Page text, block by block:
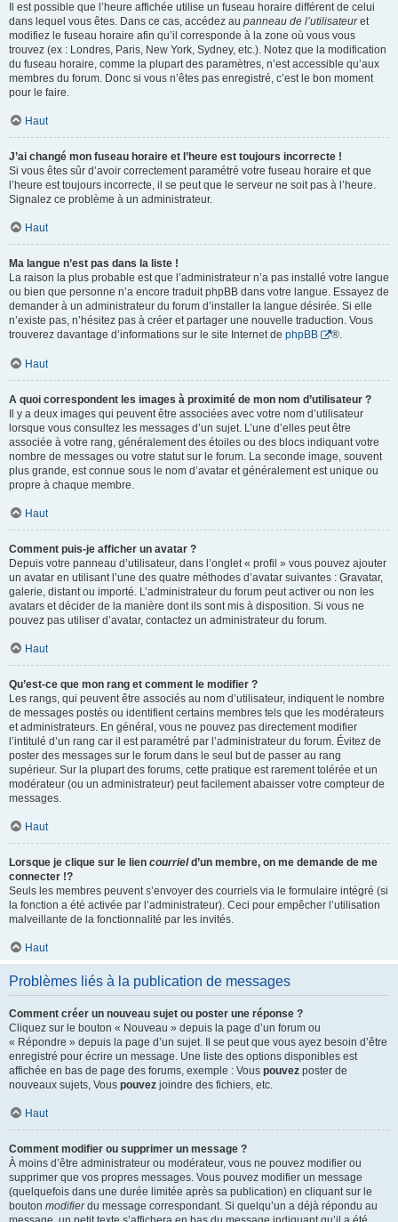
Il est possible que l’heure affichée utilise un fuseau horaire différent de celui
dans lequel vous êtes. Dans ce cas, accédez au panneau de l’utilisateuret
modifiez le fuseau horaire afin qu’il corresponde à la zone où vous vous
trouvez (ex : Londres, Paris, New York, Sydney, etc.). Notez que la modification
du fuseau horaire, comme la plupart des paramètres, n’est accessible qu’aux
membres du forum. Donc si vous n’êtes pas enregistré, c’est le bon moment
pour le faire.
Haut
J’ai changé mon fuseau horaire et l’heure est toujours incorrecte !
Si vous êtes sûr d’avoir correctement paramétré votre fuseau horaire et que
l’heure est toujours incorrecte, il se peut que le serveur ne soit pas à l’heure.
Signalez ce problème à un administrateur.
Haut
Ma langue n’est pas dans la liste !
La raison la plus probable est que l’administrateur n’a pas installé votre langue
ou bien que personne n’a encore traduit phpBB dans votre langue. Essayez de
demander à un administrateur du forum d’installer la langue désirée. Si elle
n’existe pas, n’hésitez pas à créer et partager une nouvelle traduction. Vous
trouverez davantage d’informations sur le site Internet de phpBB ®.
Haut
A quoi correspondent les images à proximité de mon nom d’utilisateur ?
Il y a deux images qui peuvent être associées avec votre nom d’utilisateur
lorsque vous consultez les messages d’un sujet. L’une d’elles peut être
associée à votre rang, généralement des étoiles ou des blocs indiquant votre
nombre de messages ou votre statut sur le forum. La seconde image, souvent
plus grande, est connue sous le nom d’avatar et généralement est unique ou
propre à chaque membre.
Haut
Comment puis-je afficher un avatar ?
Depuis votre panneau d’utilisateur, dans l’onglet « profil » vous pouvez ajouter
un avatar en utilisant l’une des quatre méthodes d’avatar suivantes : Gravatar,
galerie, distant ou importé. L’administrateur du forum peut activer ou non les
avatars et décider de la manière dont ils sont mis à disposition. Si vous ne
pouvez pas utiliser d’avatar, contactez un administrateur du forum.
Haut
Qu’est-ce que mon rang et comment le modifier ?
Les rangs, qui peuvent être associés au nom d’utilisateur, indiquent le nombre
de messages postés ou identifient certains membres tels que les modérateurs
et administrateurs. En général, vous ne pouvez pas directement modifier
l’intitulé d’un rang car il est paramétré par l’administrateur du forum. Évitez de
poster des messages sur le forum dans le seul but de passer au rang
supérieur. Sur la plupart des forums, cette pratique est rarement tolérée et un
modérateur (ou un administrateur) peut facilement abaisser votre compteur de
messages.
Haut
Lorsque je clique sur le lien courrield’un membre, on me demande de me
connecter !?
Seuls les membres peuvent s’envoyer des courriels via le formulaire intégré (si
la fonction a été activée par l’administrateur). Ceci pour empêcher l’utilisation
malveillante de la fonctionnalité par les invités.
Haut
Problèmes liés à la publication de messages
Comment créer un nouveau sujet ou poster une réponse ?
Cliquez sur le bouton « Nouveau » depuis la page d’un forum ou
« Répondre » depuis la page d’un sujet. Il se peut que vous ayez besoin d’être
enregistré pour écrire un message. Une liste des options disponibles est
affichée en bas de page des forums, exemple : Vous pouvez poster de
nouveaux sujets, Vous pouvez joindre des fichiers, etc.
Haut
Comment modifier ou supprimer un message ?
À moins d’être administrateur ou modérateur, vous ne pouvez modifier ou
supprimer que vos propres messages. Vous pouvez modifier un message
(quelquefois dans une durée limitée après sa publication) en cliquant sur le
bouton modifierdu message correspondant. Si quelqu’un a déjà répondu au